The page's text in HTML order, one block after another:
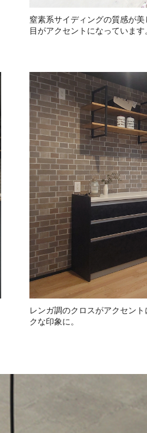
窒素系サイディングの質感が
目がアクセントになっています
レンガ調のクロスがアクセン
クな印象に。